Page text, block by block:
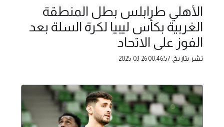
الأهلي طرابلس بطل المنطقة
الغربية بكأس ليبيا لكرة السلة بعد
الفوز على الاتحاد
نشر بتاريخ: 2025-03-26 00:46:57